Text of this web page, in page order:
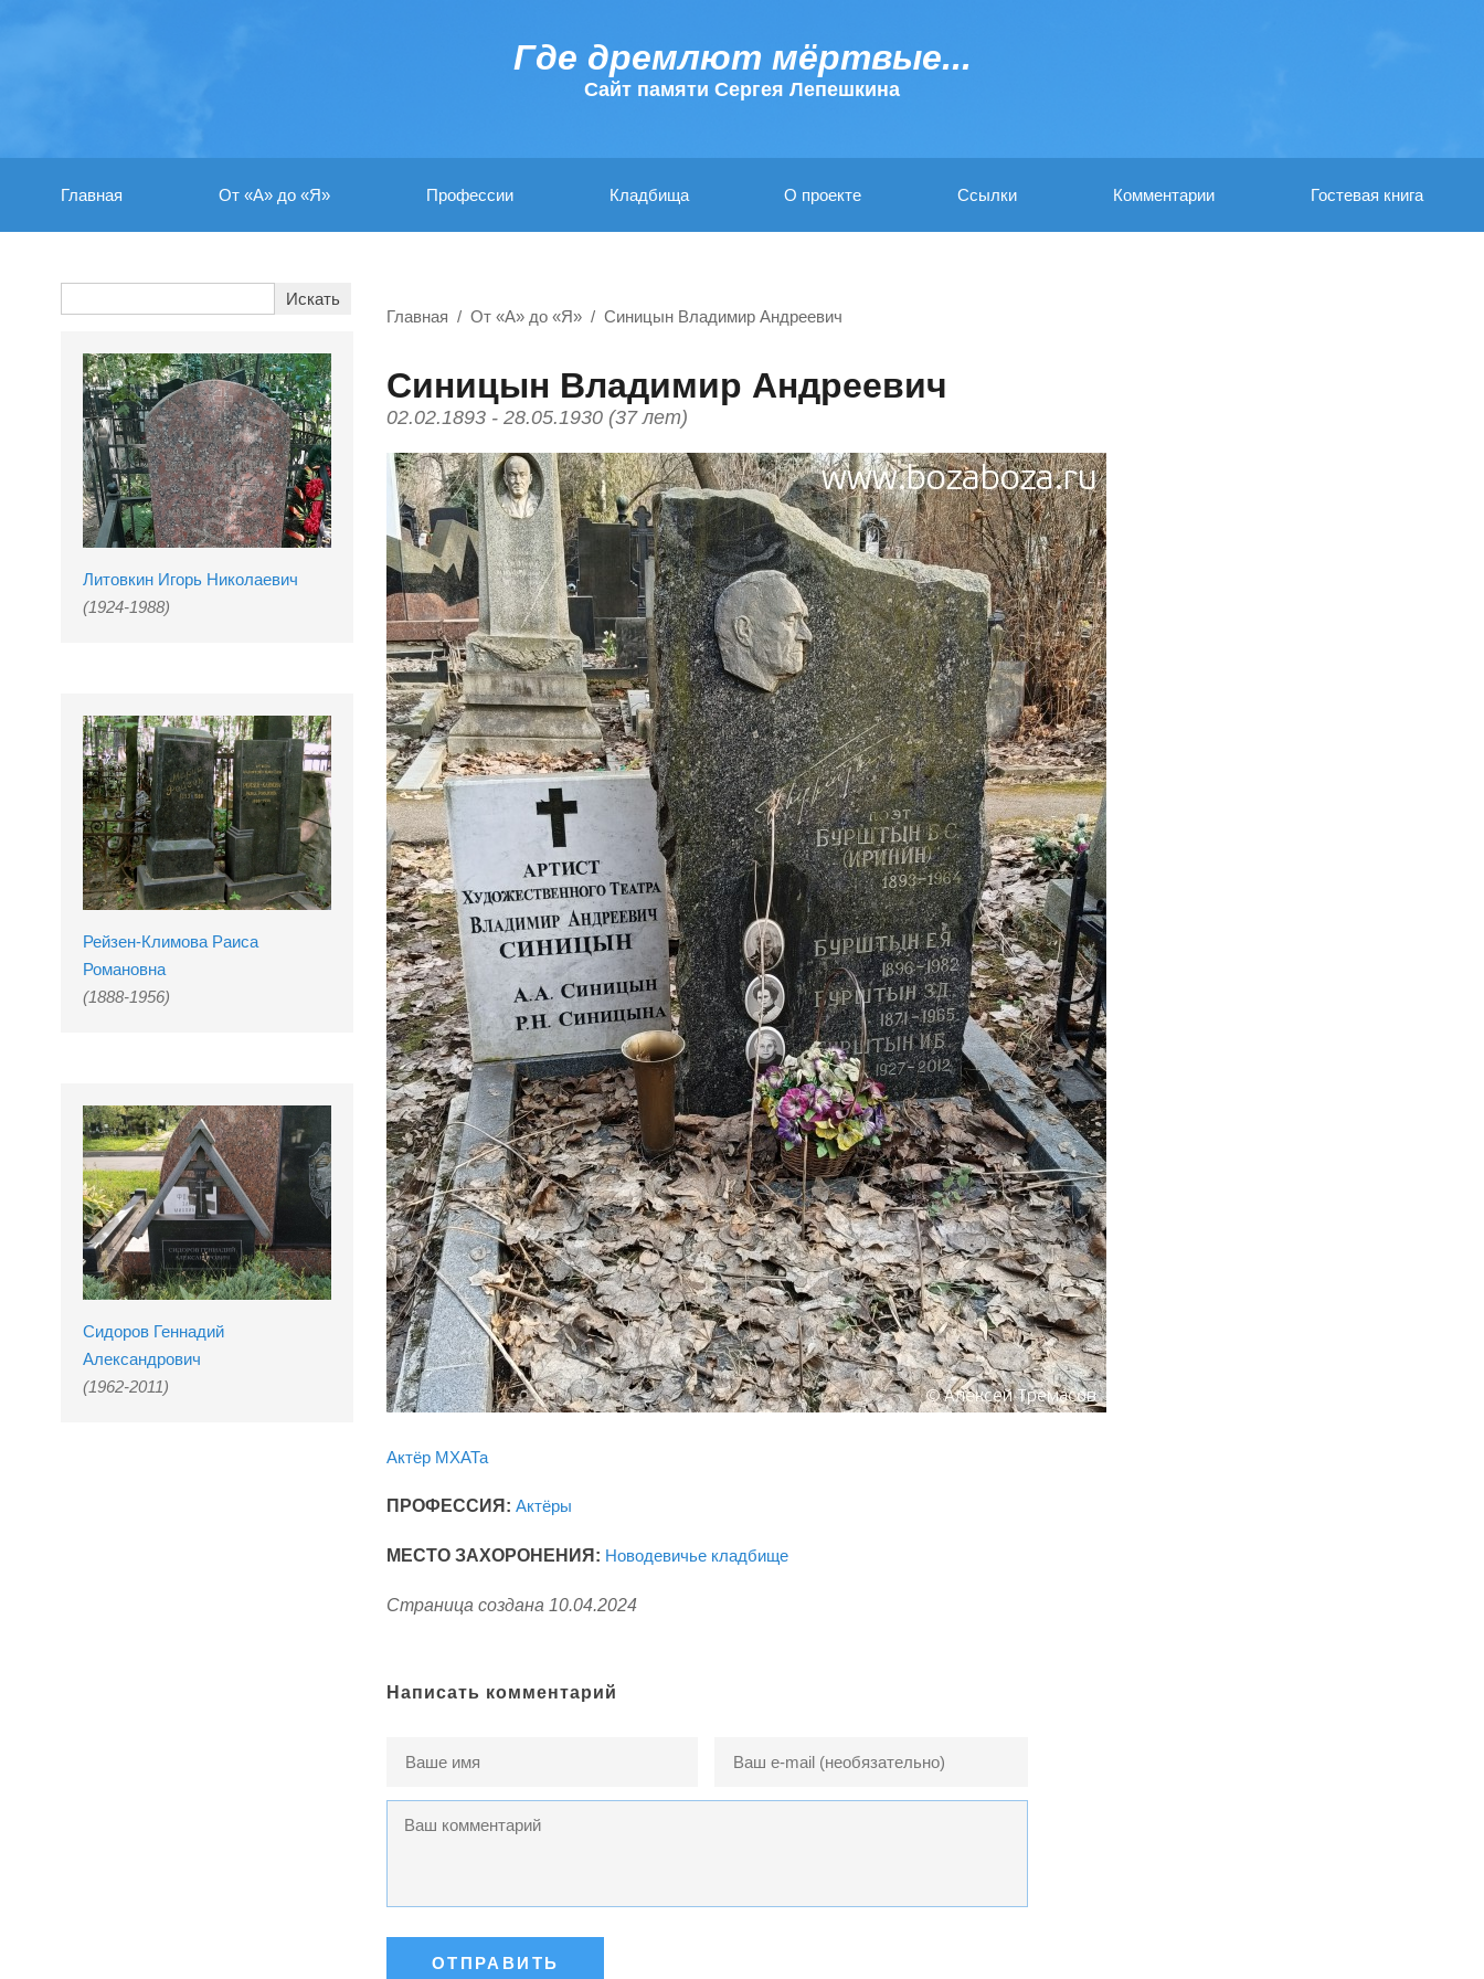
Где дремлют мёртвые...
Cайт памяти Сергея Лепешкина
Главная От «А» до «Я» Профессии Кладбища О проекте Ссылки Комментарии Гостевая книга
Литовкин Игорь Николаевич
(1924-1988)
Рейзен-Климова Раиса
Романовна
(1888-1956)
Сидоров Геннадий
Александрович
(1962-2011)
Главная От «А» до «Я» Синицын Владимир Андреевич
Синицын Владимир Андреевич
02.02.1893 - 28.05.1930 (37 лет)
Актёр МХАТа
ПРОФЕССИЯ: Актёры
МЕСТО ЗАХОРОНЕНИЯ: Новодевичье кладбище
Страница создана 10.04.2024
Написать комментарий